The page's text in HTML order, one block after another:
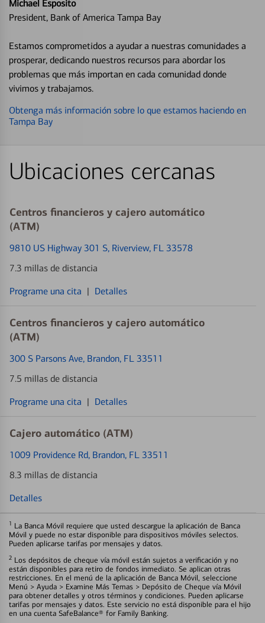
Michael Esposito
President, Bank of America Tampa Bay
Estamos comprometidos a ayudar a nuestras comunidades a
prosperar, dedicando nuestros recursos para abordar los
problemas que más importan en cada comunidad donde
vivimos y trabajamos.
Obtenga más información sobre lo que estamos haciendo en
Tampa Bay
Ubicaciones cercanas
Centros financieros y cajero automático
(ATM)
9810 US Highway 301 S, Riverview, FL 33578
7.3 millas de distancia
Programe una cita | Detalles
Centros financieros y cajero automático
(ATM)
300 S Parsons Ave, Brandon, FL 33511
7.5 millas de distancia
Programe una cita | Detalles
Cajero automático (ATM)
1009 Providence Rd, Brandon, FL 33511
8.3 millas de distancia
Detalles
1 La Banca Móvil requiere que usted descargue la aplicación de Banca
Móvil y puede no estar disponible para dispositivos móviles selectos.
Pueden aplicarse tarifas por mensajes y datos.
2 Los depósitos de cheque vía móvil están sujetos a verificación y no
están disponibles para retiro de fondos inmediato. Se aplican otras
restricciones. En el menú de la aplicación de Banca Móvil, seleccione
Menú > Ayuda > Examine Más Temas > Depósito de Cheque vía Móvil
para obtener detalles y otros términos y condiciones. Pueden aplicarse
tarifas por mensajes y datos. Este servicio no está disponible para el hijo
en una cuenta SafeBalance® for Family Banking.